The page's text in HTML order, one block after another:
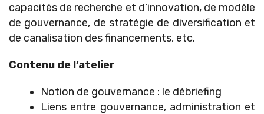
capacités de recherche et d’innovation, de modèle
de gouvernance, de stratégie de diversification et
de canalisation des financements, etc.
Contenu de l’atelier
Notion de gouvernance : le débriefing
Liens entre gouvernance, administration et